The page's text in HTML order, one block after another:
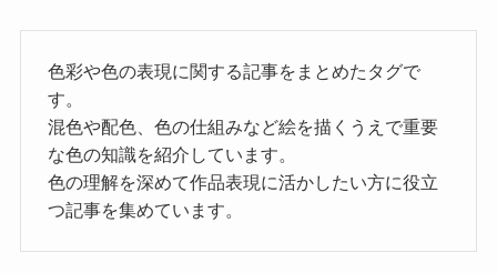
色彩や色の表現に関する記事をまとめたタグで
す。
混色や配色、色の仕組みなど絵を描くうえで重要
な色の知識を紹介しています。
色の理解を深めて作品表現に活かしたい方に役立
つ記事を集めています。